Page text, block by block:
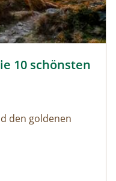
10 schönsten
den goldenen